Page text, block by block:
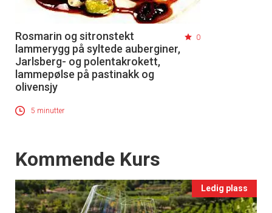
Rosmarin og sitronstekt
lammerygg på syltede auberginer,
Jarlsberg- og polentakrokett,
lammepølse på pastinakk og
olivensjy
0
5 minutter
Events
Kommende Kurs
Ledig plass